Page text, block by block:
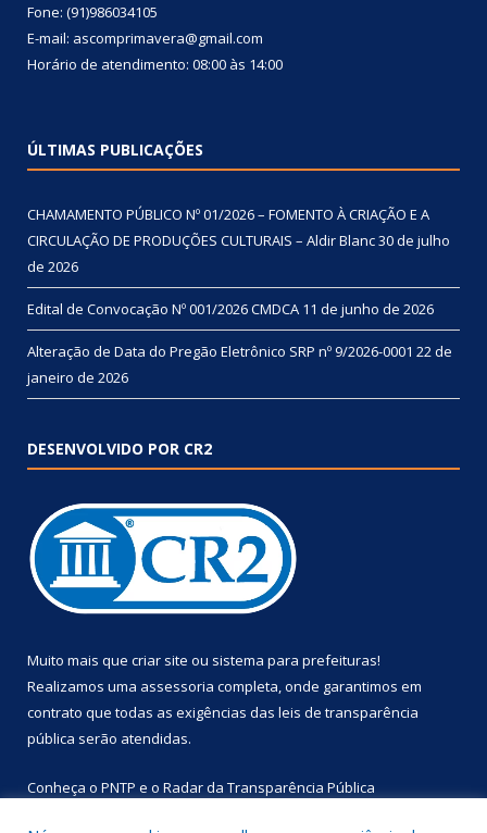
Fone: (91)986034105
E-mail: ascomprimavera@gmail.com
Horário de atendimento: 08:00 às 14:00
ÚLTIMAS PUBLICAÇÕES
CHAMAMENTO PÚBLICO Nº 01/2026 – FOMENTO À CRIAÇÃO E A
CIRCULAÇÃO DE PRODUÇÕES CULTURAIS – Aldir Blanc30 de julho
de 2026
Edital de Convocação Nº 001/2026 CMDCA 11 de junho de 2026
Alteração de Data do Pregão Eletrônico SRP nº 9/2026-0001 22 de
janeiro de 2026
DESENVOLVIDO POR CR2
Muito mais que criar site ou sistema para prefeituras!
Realizamos uma assessoria completa, onde garantimos em
contrato que todas as exigências das leis de transparência
pública serão atendidas.
Conheça o PNTP e o Radar da Transparência Pública